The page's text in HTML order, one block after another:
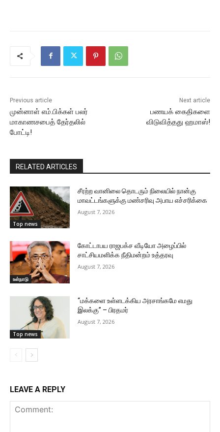
Previous article
முன்னாள் எம்.பிக்கள் பலர்
மாகாணசபைத் தேர்தலில்
போட்டி!
Next article
பணயக் கைதிகளை
விடுவித்தது ஹமாஸ்!
RELATED ARTICLES
Top news
சீரற்ற வானிலை தொடரும் நிலையில் நான்கு
மாவட்டங்களுக்கு மண்சரிவு அபாய எச்சரிக்கை
August 7, 2026
உள்நாடு
கோட்டாபய ராஜபக்ச வீடியோ அழைப்பில்
சாட்சியமளிக்க நீதிமன்றம் உத்தரவு
August 7, 2026
Top news
“மக்களை உள்ளடக்கிய அரசாங்கமே எமது
இலக்கு” – பிரதமர்
August 7, 2026
LEAVE A REPLY